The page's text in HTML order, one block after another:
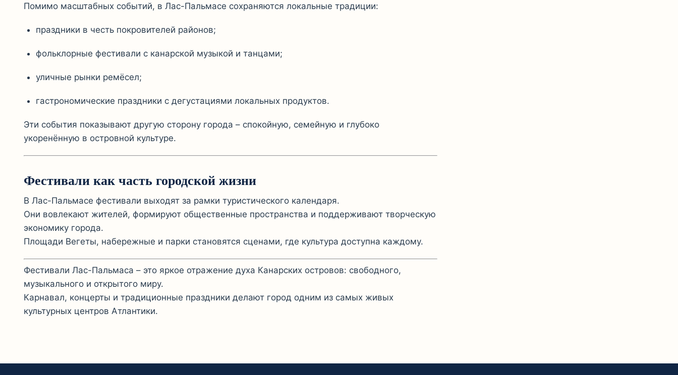
Помимо масштабных событий, в Лас-Пальмасе сохраняются локальные традиции:
праздники в честь покровителей районов;
фольклорные фестивали с канарской музыкой и танцами;
уличные рынки ремёсел;
гастрономические праздники с дегустациями локальных продуктов.
Эти события показывают другую сторону города – спокойную, семейную и глубоко
укоренённую в островной культуре.
Фестивали как часть городской жизни
В Лас-Пальмасе фестивали выходят за рамки туристического календаря.
Они вовлекают жителей, формируют общественные пространства и поддерживают творческую
экономику города.
Площади Вегеты, набережные и парки становятся сценами, где культура доступна каждому.
Фестивали Лас-Пальмаса – это яркое отражение духа Канарских островов: свободного,
музыкального и открытого миру.
Карнавал, концерты и традиционные праздники делают город одним из самых живых
культурных центров Атлантики.